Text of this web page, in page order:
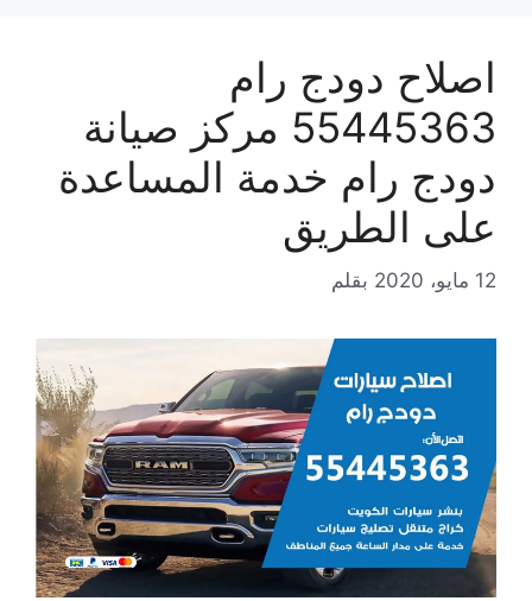
اصلاح دودج رام
55445363 مركز صيانة
دودج رام خدمة المساعدة
على الطريق
12 مايو، 2020 بقلم